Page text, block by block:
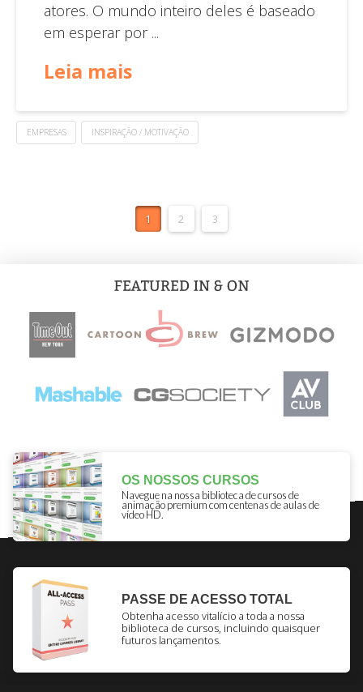
atores. O mundo inteiro deles é baseado
em esperar por ...
Leia mais
EMPRESAS INSPIRAÇÃO / MOTIVAÇÃO
1 2 3
OS NOSSOS CURSOS
Navegue na nossa biblioteca de cursos de
animação premium com centenas de aulas de
vídeo HD.
PASSE DE ACESSO TOTAL
Obtenha acesso vitalício a toda a nossa
biblioteca de cursos, incluindo quaisquer
futuros lançamentos.